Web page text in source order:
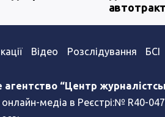
Відео Розслідування БСІ
агентство “Центр
онлайн-медіа в Реєстрі:№ R40-